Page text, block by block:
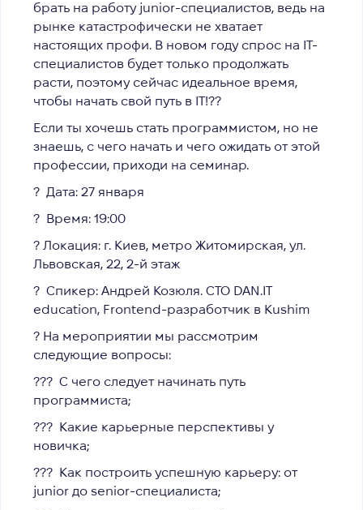
брать на работу junior-специалистов, ведь на
рынке катастрофически не хватает
настоящих профи. В новом году спрос на IT-
специалистов будет только продолжать
расти, поэтому сейчас идеальное время,
чтобы начать свой путь в IT!??
Если ты хочешь стать программистом, но не
знаешь, с чего начать и чего ожидать от этой
профессии, приходи на семинар.
? Дата: 27 января
? Время: 19:00
? Локация: г. Киев, метро Житомирская, ул.
Львовская, 22, 2-й этаж
? Спикер: Андрей Козюля. СТО DAN.IT
education, Frontend-разработчик в Kushim
? На мероприятии мы рассмотрим
следующие вопросы:
??‍? С чего следует начинать путь
программиста;
??‍? Какие карьерные перспективы у
новичка;
??‍? Как построить успешную карьеру: от
junior до senior-специалиста;